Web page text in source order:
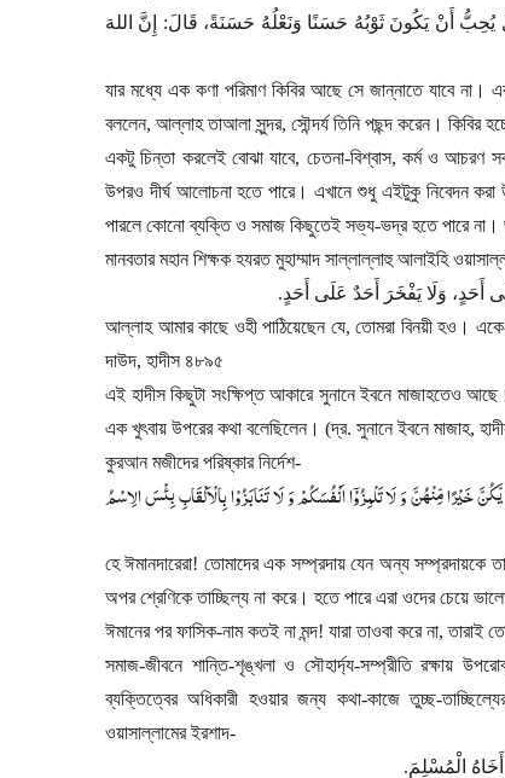
أَنْ يَكُونَ ثَوْبُهُ حَسَنًا وَنَعْلُهُ حَسَنَةً، قَالَ: إِنَّ اللهَ
যার মধ্যে এক কণা পরিমাণ কিবির আছে সে জান্নাতে যাবে না।
বললেন, আল্লাহ তাআলা সুন্দর, সৌন্দর্য তিনি পছন্দ করেন। কিবির
একটু চিন্তা করলেই বোঝা যাবে, চেতনা-বিশ্বাস, কর্ম ও আচরণ
উপরও দীর্ঘ আলোচনা হতে পারে। এখানে শুধু এইটুকু নিবেদন করা
পারলে কোনো ব্যক্তি ও সমাজ কিছুতেই সভ্য-ভদ্র হতে পারে না।
মানবতার মহান শিক্ষক হযরত মুহাম্মাদ সাল্লাল্লাহু আলাইহি
أَحَدٍ، وَلَا يَفْخَرَ أَحَدٌ عَلَى أَحَدٍ.
আল্লাহ আমার কাছে ওহী পাঠিয়েছেন যে,তোমরা বিনয়ী হও।
দাউদ, হাদীস ৪৮৯৫
এই হাদীস কিছুটা সংক্ষিপ্ত আকারে সুনানে ইবনে মাজাহতেও
এক খুৎবায় উপরের কথা বলেছিলেন। (দ্র. সুনানে ইবনে মাজাহ,
কুরআন মজীদের পরিষ্কার নির্দেশ-
خَیْرًا مِّنْهُنَّ وَ لَا تَلْمِزُوْۤا اَنْفُسَكُمْ وَ لَا تَنَابَزُوْا بِالْاَلْقَابِ بِئْسَ الِاسْمُ
হে ঈমানদারেরা! তোমাদের এক সম্প্রদায় যেন অন্য সম্প্রদায়কে
অপর শ্রেণিকে তাচ্ছিল্য না করে। হতে পারে এরা ওদের চেয়ে
ঈমানের পর ফাসিক-নাম কতই না মন্দ! যারা তাওবা করে না,তারাই
সমাজ-জীবনে শান্তি-শৃঙ্খলা ও সৌহার্দ্য-সম্প্রীতি রক্ষায়
ব্যক্তিত্বের অধিকারী হওয়ার জন্য কথা-কাজে তুচ্ছ-
ওয়াসাল্লামের ইরশাদ-
الْمُسْلِمَ.